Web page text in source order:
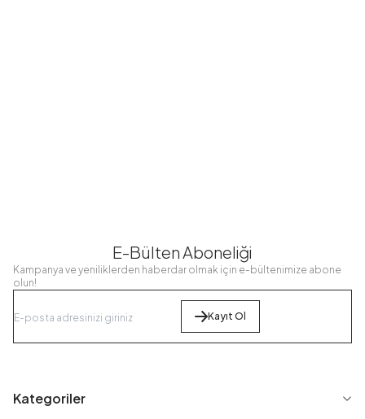
E-Bülten Aboneliği
Kampanya ve yeniliklerden haberdar olmak için e-bültenimize abone
olun!
Kayıt Ol
Kategoriler